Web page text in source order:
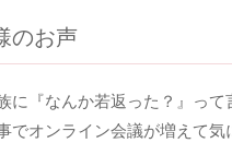
のお声
族に『なんか若返った？』っ
事でオンライン会議が増えて